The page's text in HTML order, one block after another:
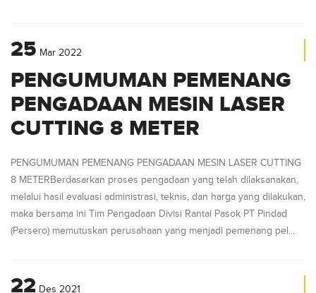
25 Mar 2022
PENGUMUMAN PEMENANG
PENGADAAN MESIN LASER
CUTTING 8 METER
PENGUMUMAN PEMENANG PENGADAAN MESIN LASER CUTTING
8 METERBerdasarkan proses pengadaan yang telah dilaksanakan,
melalui hasil evaluasi administrasi, teknis, dan harga yang dilakukan,
maka bersama ini Tim Pengadaan Divisi Rantai Pasok PT Pindad
(Persero) memutuskan perusahaan yang menjadi pemenang pel...
22 Des 2021